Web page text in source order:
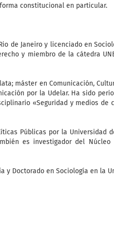
constitucional en particular.
de Janeiro y licenciado en
y miembro de la cátedra
máster en Comunicación,
por la Udelar. Ha sido
«Seguridad y medios de
Públicas por la Universidad
es investigador del
y Doctorado en Sociología en la